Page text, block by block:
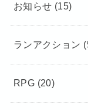
お知らせ (15)
ランアクション
RPG (20)